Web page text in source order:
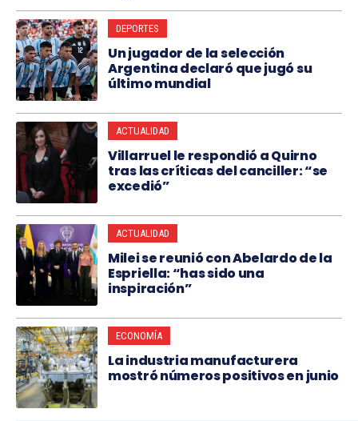
DEPORTES
Un jugador de la selección
Argentina declaró que jugó su
último mundial
ACTUALIDAD
Villarruel le respondió a Quirno
tras las críticas del canciller: “se
excedió”
ACTUALIDAD
Milei se reunió con Abelardo de la
Espriella: “has sido una
inspiración”
ECONOMÍA
La industria manufacturera
mostró números positivos en junio